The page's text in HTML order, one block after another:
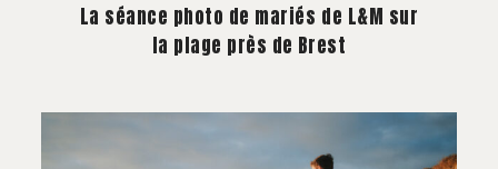
La séance photo de mariés de L&M sur
la plage près de Brest